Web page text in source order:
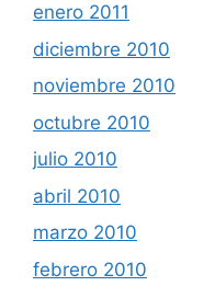
enero 2011
diciembre 2010
noviembre 2010
octubre 2010
julio 2010
abril 2010
marzo 2010
febrero 2010